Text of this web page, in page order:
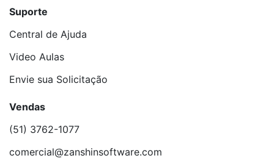
Suporte
Central de Ajuda
Video Aulas
Envie sua Solicitação
Vendas
(51) 3762-1077
comercial@zanshinsoftware.com